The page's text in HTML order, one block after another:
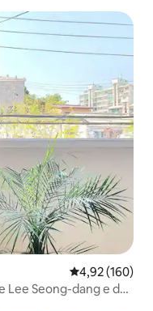
4,92 de uma
4,92 (160)
Lee Seong-dang e do